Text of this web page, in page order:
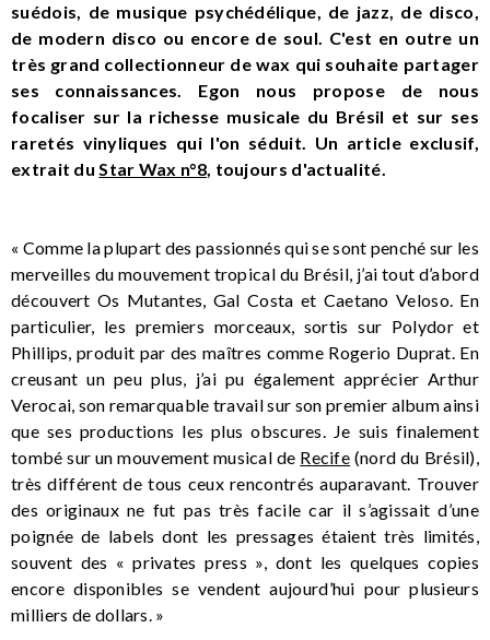
suédois, de musique psychédélique, de jazz, de disco,
de modern disco ou encore de soul. C'est en outre un
très grand collectionneur de wax qui souhaite partager
ses connaissances. Egon nous propose de nous
focaliser sur la richesse musicale du Brésil et sur ses
raretés vinyliques qui l'on séduit. Un article exclusif,
extrait duStar Wax n°8, toujours d'actualité.
« Comme la plupart des passionnés qui se sont penché sur les
merveilles du mouvement tropical du Brésil, j’ai tout d’abord
découvert Os Mutantes, Gal Costa et Caetano Veloso. En
particulier, les premiers morceaux, sortis sur Polydor et
Phillips, produit par des maîtres comme Rogerio Duprat. En
creusant un peu plus, j’ai pu également apprécier Arthur
Verocai, son remarquable travail sur son premier album ainsi
que ses productions les plus obscures. Je suis finalement
tombé sur un mouvement musical de Recife (nord du Brésil),
très différent de tous ceux rencontrés auparavant. Trouver
des originaux ne fut pas très facile car il s’agissait d’une
poignée de labels dont les pressages étaient très limités,
souvent des « privates press », dont les quelques copies
encore disponibles se vendent aujourd’hui pour plusieurs
milliers de dollars. »